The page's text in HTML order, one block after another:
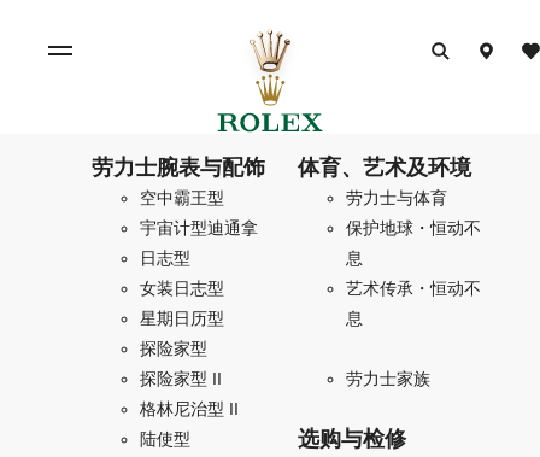
劳力士腕表与配饰
空中霸王型
宇宙计型迪通拿
日志型
女装日志型
星期日历型
探险家型
探险家型 II
格林尼治型 II
陆使型
体育、艺术及环境
劳力士与体育
保护地球・恒动不
息
艺术传承・恒动不
息
劳力士家族
选购与检修